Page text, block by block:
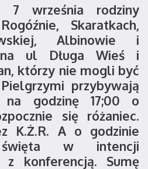
7 września rodziny
Skaratkach,
Albinowie i
na ul Długa Wieś i
którzy nie mogli być
przybywają
na godzinę 17;00 o
się różaniec.
K.Ż.R. A o godzinie
w intencji
z konferencją. Sumę